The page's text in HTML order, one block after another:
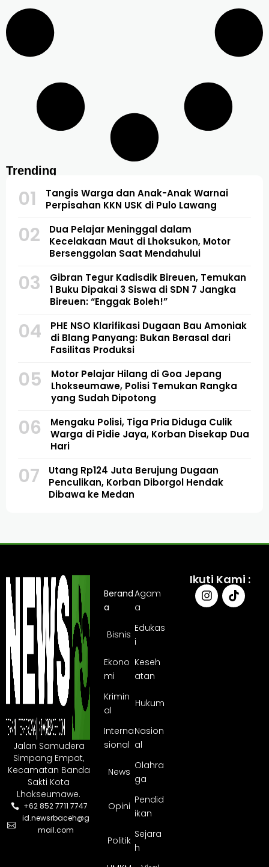
Trending
01
Tangis Warga dan Anak-Anak Warnai
Perpisahan KKN USK di Pulo Lawang
02
Dua Pelajar Meninggal dalam
Kecelakaan Maut di Lhoksukon, Motor
Bersenggolan Saat Mendahului
03
Gibran Tegur Kadisdik Bireuen, Temukan
1 Buku Dipakai 3 Siswa di SDN 7 Jangka
Bireuen: “Enggak Boleh!”
04
PHE NSO Klarifikasi Dugaan Bau Amoniak
di Blang Panyang: Bukan Berasal dari
Fasilitas Produksi
05
Motor Pelajar Hilang di Goa Jepang
Lhokseumawe, Polisi Temukan Rangka
yang Sudah Dipotong
06
Mengaku Polisi, Tiga Pria Diduga Culik
Warga di Pidie Jaya, Korban Disekap Dua
Hari
07
Utang Rp124 Juta Berujung Dugaan
Penculikan, Korban Diborgol Hendak
Dibawa ke Medan
Jalan Samudera
Simpang Empat,
Kecamatan Banda
Sakti Kota
Lhokseumawe.
+62 852 7711 7747
id.newsrbaceh@g
mail.com
Berand
a
Agam
a
Bisnis
Edukas
i
Ekono
mi
Keseh
atan
Krimin
al
Hukum
Interna
sional
Nasion
al
News
Olahra
ga
Opini
Pendid
ikan
Politik
Sejara
h
Ikuti Kami :